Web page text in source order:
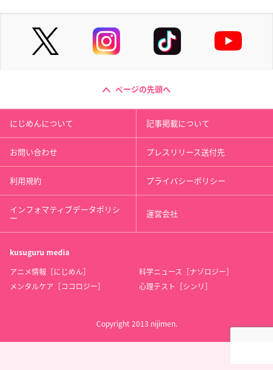
ページの先頭へ
にじめんについて 記事掲載について
お問い合わせ プレスリリース送付先
利用規約 プライバシーポリシー
インフォマティブデータポリシ
ー 運営会社
kusuguru media
アニメ情報［にじめん］
科学ニュース［ナゾロジー］
メンタルケア［ココロジー］
心理テスト［シンリ］
Copyright 2013 nijimen.